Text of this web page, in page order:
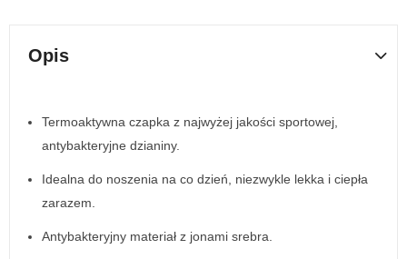
Opis
Termoaktywna czapka z najwyżej jakości sportowej,
antybakteryjne dzianiny.
Idealna do noszenia na co dzień, niezwykle lekka i ciepła
zarazem.
Antybakteryjny materiał z jonami srebra.